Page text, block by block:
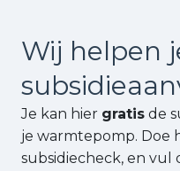
Wij helpen
subsidie
Je kan hier gratis de
je warmtepomp. Doe
subsidiecheck, en vul